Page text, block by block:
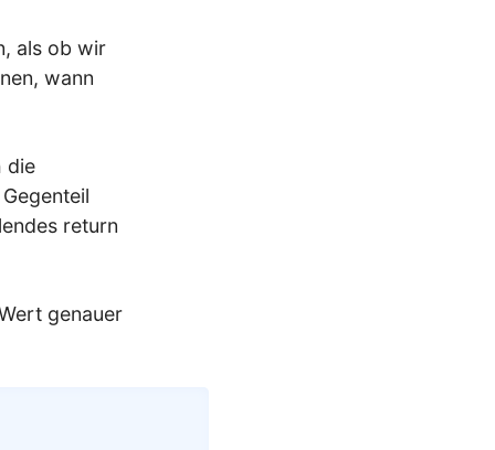
als ob wir
wann
die
return
genauer